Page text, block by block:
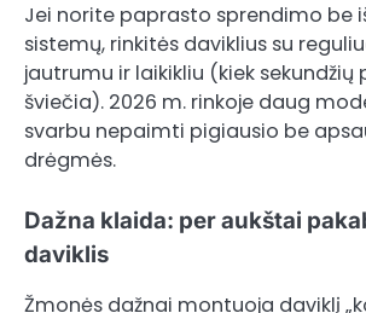
Jei norite paprasto sprendimo be
sistemų, rinkitės daviklius su
jautrumu ir laikikliu (kiek sekundžių
šviečia). 2026 m. rinkoje daug
svarbu nepaimti pigiausio be
drėgmės.
Dažna klaida: per aukštai
daviklis
Žmonės dažnai montuoja daviklį